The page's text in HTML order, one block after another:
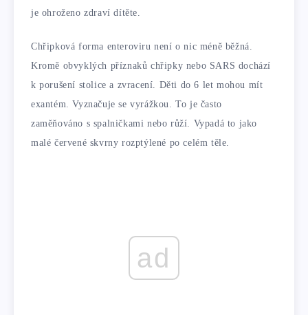
je ohroženo zdraví dítěte.
Chřipková forma enteroviru není o nic méně běžná.
Kromě obvyklých příznaků chřipky nebo SARS dochází
k porušení stolice a zvracení. Děti do 6 let mohou mít
exantém. Vyznačuje se vyrážkou. To je často
zaměňováno s spalničkami nebo růží. Vypadá to jako
malé červené skvrny rozptýlené po celém těle.
ad